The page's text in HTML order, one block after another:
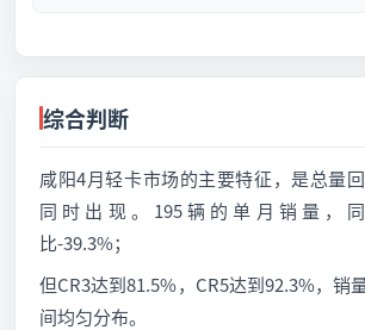
综合判断
咸阳4月轻卡市场的主要特征，是总量
同时出现。195辆的单月销量，
比-39.3%；
但CR3达到81.5%，CR5达到92.3%，销
间均匀分布。